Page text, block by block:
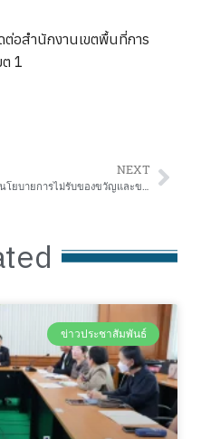
อสำนักงานเขตพื้นที่การ
1
NEXT
นโยบายการไม่รับของขวัญและของกำนัลทุกชนิดจากการปฏิบัติหน้าที่ (No Gift Policy)
ข่าวประชาสัมพันธ์